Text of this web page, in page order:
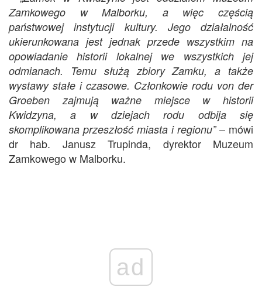
Zamkowego w Malborku, a więc częścią
państwowej instytucji kultury. Jego działalność
ukierunkowana jest jednak przede wszystkim na
opowiadanie historii lokalnej we wszystkich jej
odmianach. Temu służą zbiory Zamku, a także
wystawy stałe i czasowe. Członkowie rodu von der
Groeben zajmują ważne miejsce w historii
Kwidzyna, a w dziejach rodu odbija się
skomplikowana przeszłość miasta i regionu”– mówi
dr hab. Janusz Trupinda, dyrektor Muzeum
Zamkowego w Malborku.
ad